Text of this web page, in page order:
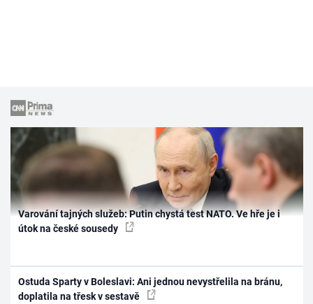
Varování tajných služeb: Putin chystá test NATO. Ve hře je i
útok na české sousedy
Ostuda Sparty v Boleslavi: Ani jednou nevystřelila na bránu,
doplatila na třesk v sestavě